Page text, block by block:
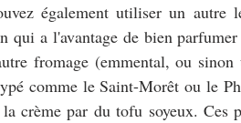
également utiliser un autre
qui a l'avantage de bien
fromage (emmental, ou
comme le Saint-Morêt ou le
crème par du tofu soyeux. Ces